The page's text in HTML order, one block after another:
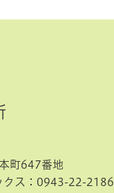
町647番地
クス：0943-22-2186